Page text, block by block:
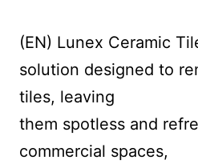
(EN) Lunex Ceramic
solution designed to
tiles, leaving
them spotless and
commercial spaces,